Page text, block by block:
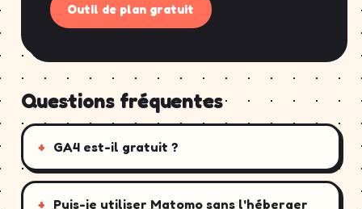
Outil de plan gratuit
Questions fréquentes
GA4 est-il gratuit ?
Puis-je utiliser Matomo sans l'héberger